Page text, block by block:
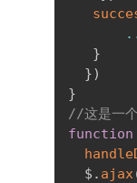
}
})
}
//这是一个
function
  $
. ajax